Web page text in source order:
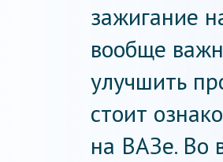
зажигание
вообще
улучшить
стоит
на ВАЗе. Во